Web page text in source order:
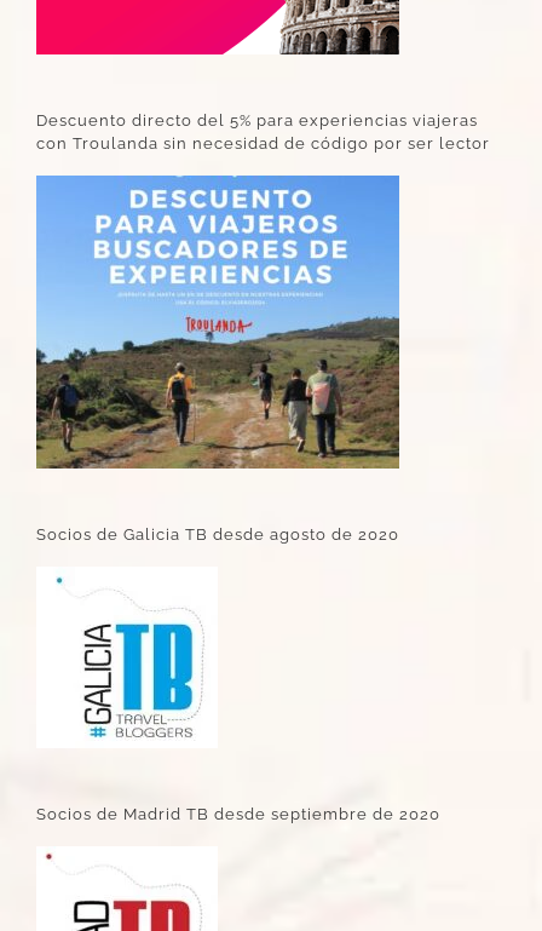
Descuento directo del 5% para experiencias viajeras
con Troulanda sin necesidad de código por ser lector
Socios de Galicia TB desde agosto de 2020
Socios de Madrid TB desde septiembre de 2020